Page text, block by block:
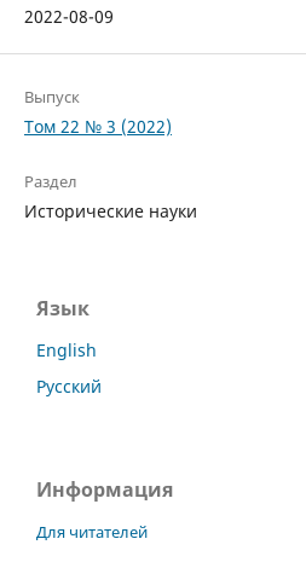
2022-08-09
Выпуск
Том 22 № 3 (2022)
Раздел
Исторические науки
Язык
English
Русский
Информация
Для читателей